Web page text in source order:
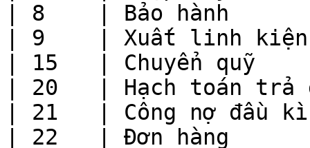
| 8    | Bảo hành
| 9    | Xuất linh
| 15   | Chuyển
| 20   | Hạch toán
| 21   | Công nợ
| 22   | Đơn